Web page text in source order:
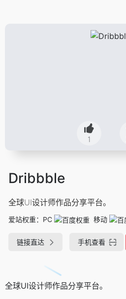
1
Dribbble
全球UI设计师作品分享平台。
爱站权重： PC 移动
链接直达 手机查看
全球UI设计师作品分享平台。